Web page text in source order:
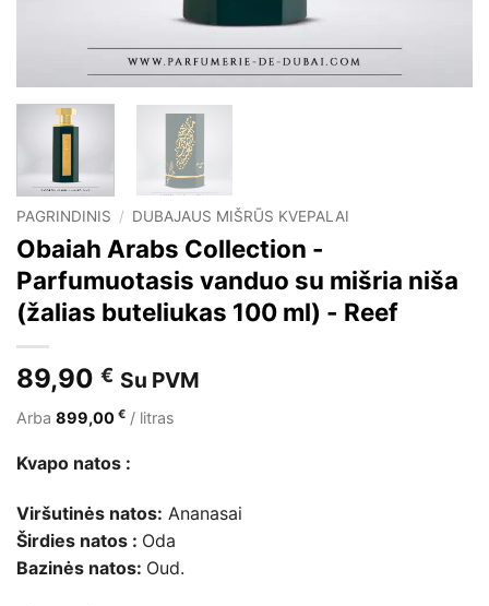
PAGRINDINIS / DUBAJAUS MIŠRŪS KVEPALAI
Obaiah Arabs Collection -
Parfumuotasis vanduo su mišria niša
(žalias buteliukas 100 ml) - Reef
89,90 € Su PVM
Arba 899,00 € / litras
Kvapo natos :
Viršutinės natos: Ananasai
Širdies natos : Oda
Bazinės natos: Oud.